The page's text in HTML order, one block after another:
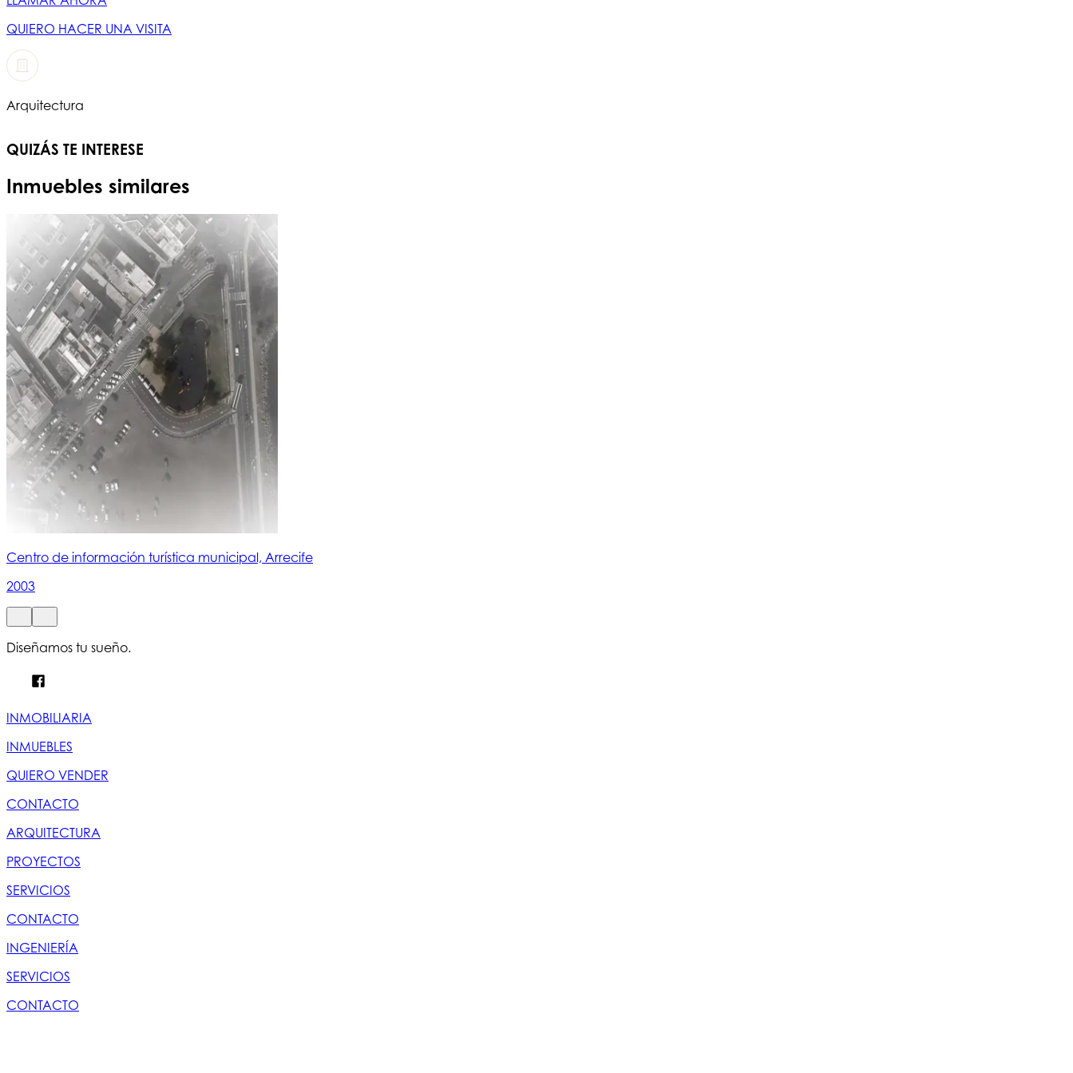
QUIERO HACER UNA VISITA
Arquitectura
QUIZÁS TE INTERESE
Inmuebles similares
Centro de información turística municipal, Arrecife
2003
Diseñamos tu sueño.
INMOBILIARIA
INMUEBLES
QUIERO VENDER
CONTACTO
ARQUITECTURA
PROYECTOS
SERVICIOS
CONTACTO
INGENIERÍA
SERVICIOS
CONTACTO